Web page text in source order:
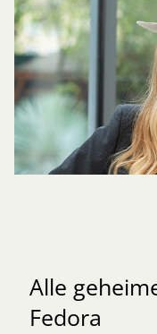
Alle
Fedora